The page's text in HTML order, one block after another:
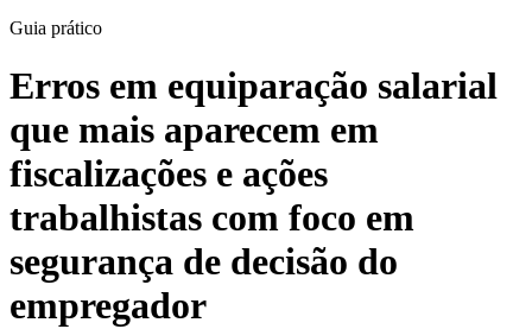
Guia prático
Erros em equiparação salarial
que mais aparecem em
fiscalizações e ações
trabalhistas com foco em
segurança de decisão do
empregador